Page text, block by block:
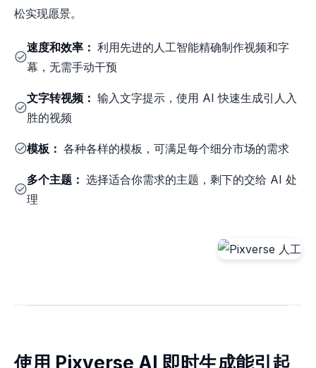
松实现愿景。
速度和效率： 利用先进的人工智能精确制作视频和字
幕，无需手动干预
文字转视频： 输入文字提示，使用 AI 快速生成引人入
胜的视频
模板： 各种各样的模板，可满足每个细分市场的需求
多个主题： 选择适合你需求的主题，剩下的交给 AI 处
理
使用 Pixverse AI 即时生成能引起